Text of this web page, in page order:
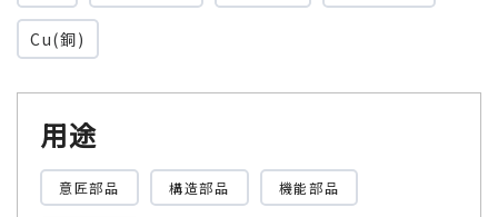
Cu(銅)
用途
意匠部品 構造部品 機能部品